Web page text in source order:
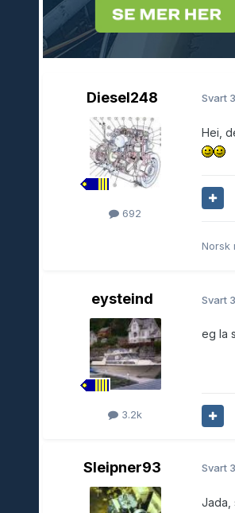
Diesel248
692
Svart
Hei,
Norsk
eysteind
3.2k
Svart
eg la
Sleipner93 Svart
Jada,